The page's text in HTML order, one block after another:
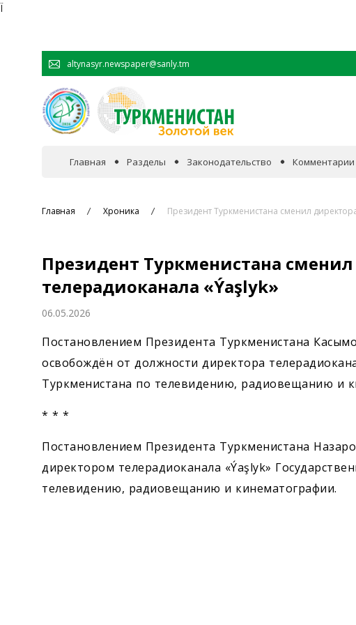
Ï
altynasyr.newspaper@sanly.tm
Главная Разделы
Сотрудничество
Спорт
Законодательство Комментарии
Главная Хроника Президент Туркменистана сменил
Президент Туркменистана
телерадиоканала «Ýaşlyk»
06.05.2026
Постановлением Президента Туркменистана
освобождён от должности директора
Туркменистана по телевидению, радиовещанию и
* * *
Постановлением Президента Туркменистана
директором телерадиоканала «Ýaşlyk»
телевидению, радиовещанию и кинематографии.